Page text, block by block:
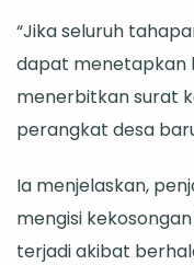
“Jika seluruh
dapat menetapkan
menerbitkan surat
perangkat desa
Ia menjelaskan,
mengisi
terjadi akibat